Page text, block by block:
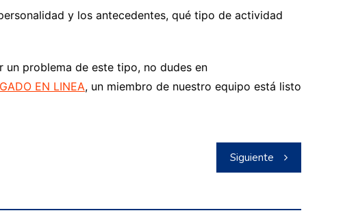
y los antecedentes, qué tipo de actividad
un problema de este tipo, no dudes en
EN LINEA, un miembro de nuestro equipo está listo
Siguiente